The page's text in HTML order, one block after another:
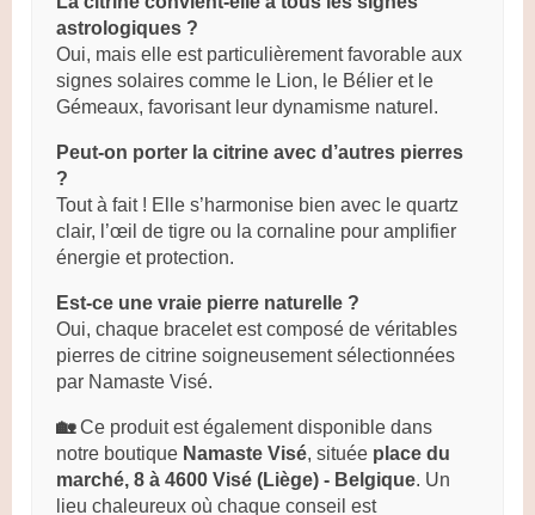
astrologiques ?
Oui, mais elle est particulièrement favorable aux
signes solaires comme le Lion, le Bélier et le
Gémeaux, favorisant leur dynamisme naturel.
Peut-on porter la citrine avec d’autres pierres
?
Tout à fait ! Elle s’harmonise bien avec le quartz
clair, l’œil de tigre ou la cornaline pour amplifier
énergie et protection.
Est-ce une vraie pierre naturelle ?
Oui, chaque bracelet est composé de véritables
pierres de citrine soigneusement sélectionnées
par Namaste Visé.
🏡Ce produit est également disponible dans
notre boutique Namaste Visé, située place du
marché, 8 à 4600 Visé (Liège) - Belgique. Un
lieu chaleureux où chaque conseil est